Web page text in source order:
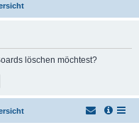
löschen möchtest?